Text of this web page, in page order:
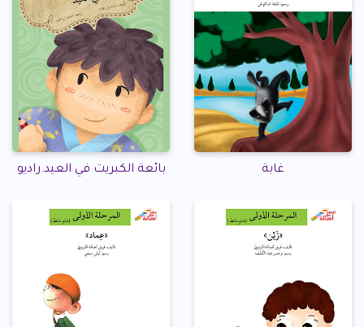
غابة بائعة الكبريت في العيد.راديو